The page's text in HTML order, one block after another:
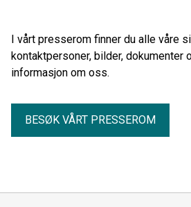
I vårt presserom finner du alle våre
kontaktpersoner, bilder, dokumenter
informasjon om oss.
BESØK VÅRT PRESSEROM